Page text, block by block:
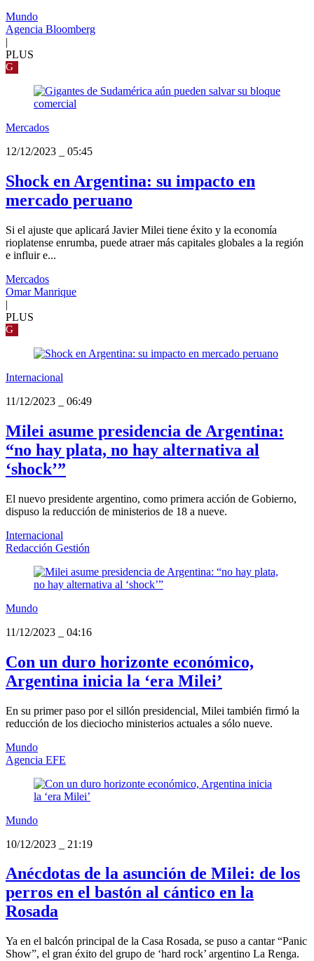
Mundo
Agencia Bloomberg
|
PLUS
G
Mercados
12/12/2023
05:45
Shock en Argentina: su impacto en
mercado peruano
Si el ajuste que aplicará Javier Milei tiene éxito y la economía
rioplatense enrumba, puede atraer más capitales globales a la región
e influir e...
Mercados
Omar Manrique
|
PLUS
G
Internacional
11/12/2023
06:49
Milei asume presidencia de Argentina:
“no hay plata, no hay alternativa al
‘shock’”
El nuevo presidente argentino, como primera acción de Gobierno,
dispuso la reducción de ministerios de 18 a nueve.
Internacional
Redacción Gestión
Mundo
11/12/2023
04:16
Con un duro horizonte económico,
Argentina inicia la ‘era Milei’
En su primer paso por el sillón presidencial, Milei también firmó la
reducción de los dieciocho ministerios actuales a sólo nueve.
Mundo
Agencia EFE
Mundo
10/12/2023
21:19
Anécdotas de la asunción de Milei: de los
perros en el bastón al cántico en la
Rosada
Ya en el balcón principal de la Casa Rosada, se puso a cantar “Panic
Show”, el gran éxito del grupo de ‘hard rock’ argentino La Renga.